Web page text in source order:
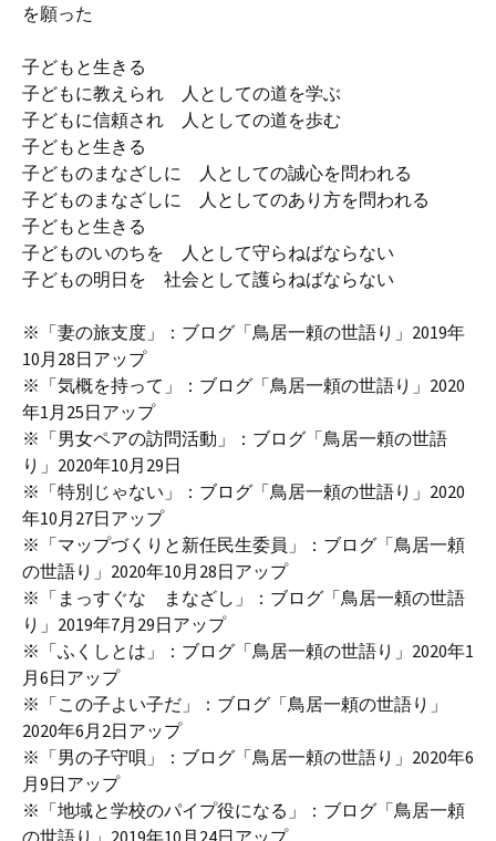
を願った
子どもと生きる
子どもに教えられ 人としての道を学ぶ
子どもに信頼され 人としての道を歩む
子どもと生きる
子どものまなざしに 人としての誠心を問われる
子どものまなざしに 人としてのあり方を問われる
子どもと生きる
子どものいのちを 人として守らねばならない
子どもの明日を 社会として護らねばならない
※「妻の旅支度」：ブログ「鳥居一頼の世語り」2019年
10月28日アップ
※「気概を持って」：ブログ「鳥居一頼の世語り」2020
年1月25日アップ
※「男女ペアの訪問活動」：ブログ「鳥居一頼の世語
り」2020年10月29日
※「特別じゃない」：ブログ「鳥居一頼の世語り」2020
年10月27日アップ
※「マップづくりと新任民生委員」：ブログ「鳥居一頼
の世語り」2020年10月28日アップ
※「まっすぐな まなざし」：ブログ「鳥居一頼の世語
り」2019年7月29日アップ
※「ふくしとは」：ブログ「鳥居一頼の世語り」2020年1
月6日アップ
※「この子よい子だ」：ブログ「鳥居一頼の世語り」
2020年6月2日アップ
※「男の子守唄」：ブログ「鳥居一頼の世語り」2020年6
月9日アップ
※「地域と学校のパイプ役になる」：ブログ「鳥居一頼